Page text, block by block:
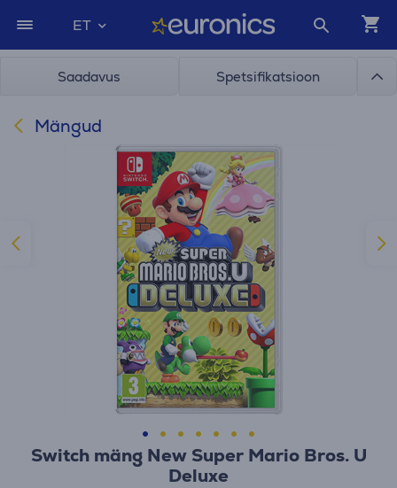
ET
Saadavus Spetsifikatsioon
Mängud
Switch mäng New Super Mario Bros. U
Deluxe